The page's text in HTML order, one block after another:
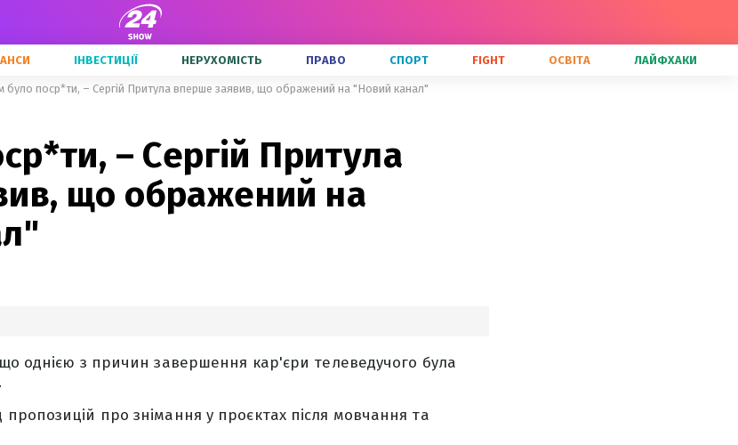
ІНВЕСТИЦІЇ НЕРУХОМІСТЬ ПРАВО СПОРТ FIGHT ОСВІТА ЛАЙФХАКИ
було поср*ти, – Сергій Притула вперше заявив, що ображений на "Новий канал"
– Сергій Притула
що ображений на
що однією з причин завершення кар'єри телеведучого була
пропозицій про знімання у проєктах після мовчання та